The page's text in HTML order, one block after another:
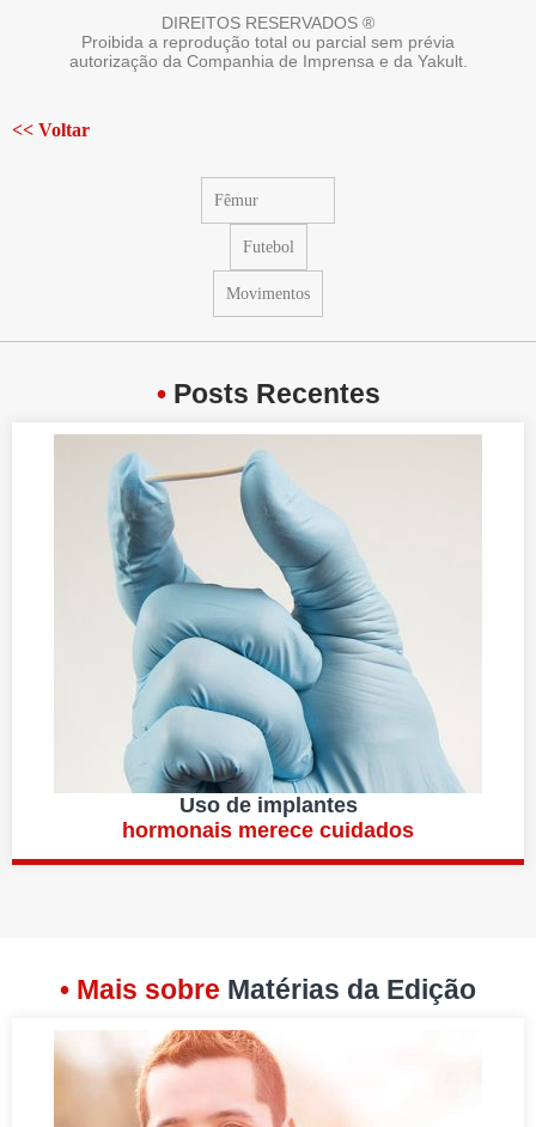
DIREITOS RESERVADOS ®
Proibida a reprodução total ou parcial sem prévia
autorização da Companhia de Imprensa e da Yakult.
<< Voltar
Fêmur
Futebol
Movimentos
•Posts Recentes
Uso de implantes
hormonais merece cuidados
• Mais sobre Matérias da Edição